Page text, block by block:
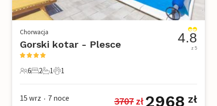
Chorwacja
Gorski kotar - Plesce
6 Goście
6
2 Sypialnie
2
1 Łazienka
1
1 Zwierzę domowe
1
4.8
z 5
15 wrz • 7 noce 3707 zł 2968 zł